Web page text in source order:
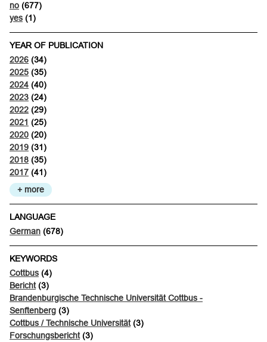
no (677)
yes (1)
YEAR OF PUBLICATION
2026 (34)
2025 (35)
2024 (40)
2023 (24)
2022 (29)
2021 (25)
2020 (20)
2019 (31)
2018 (35)
2017 (41)
+ more
LANGUAGE
German (678)
KEYWORDS
Cottbus (4)
Bericht(3)
Brandenburgische Technische Universität Cottbus -
Senftenberg (3)
Cottbus / Technische Universität(3)
Forschungsbericht(3)